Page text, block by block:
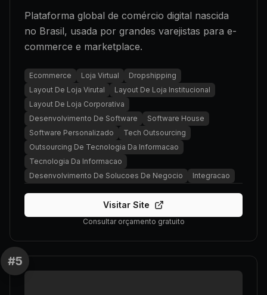
Plataforma global de comércio digital nascida
no Brasil, usada por grandes varejistas para e-
commerce e marketplace.
Ecommerce Loja Virtual
Dropshipping
Layout De Loja Virutal
Layout De Loja Institucional
Layout De Loja Corporativa
Desenvolvimento De Software
Software House
Software Personalizado
Tech Outsourcing
Outsourcing De Tecnologia Da Informacao
Tecnologia Da Informacao
Desenvolvimento De Solucoes De Negocio
Integracao
Visitar Site
Consultar orçamento gratuito
#5